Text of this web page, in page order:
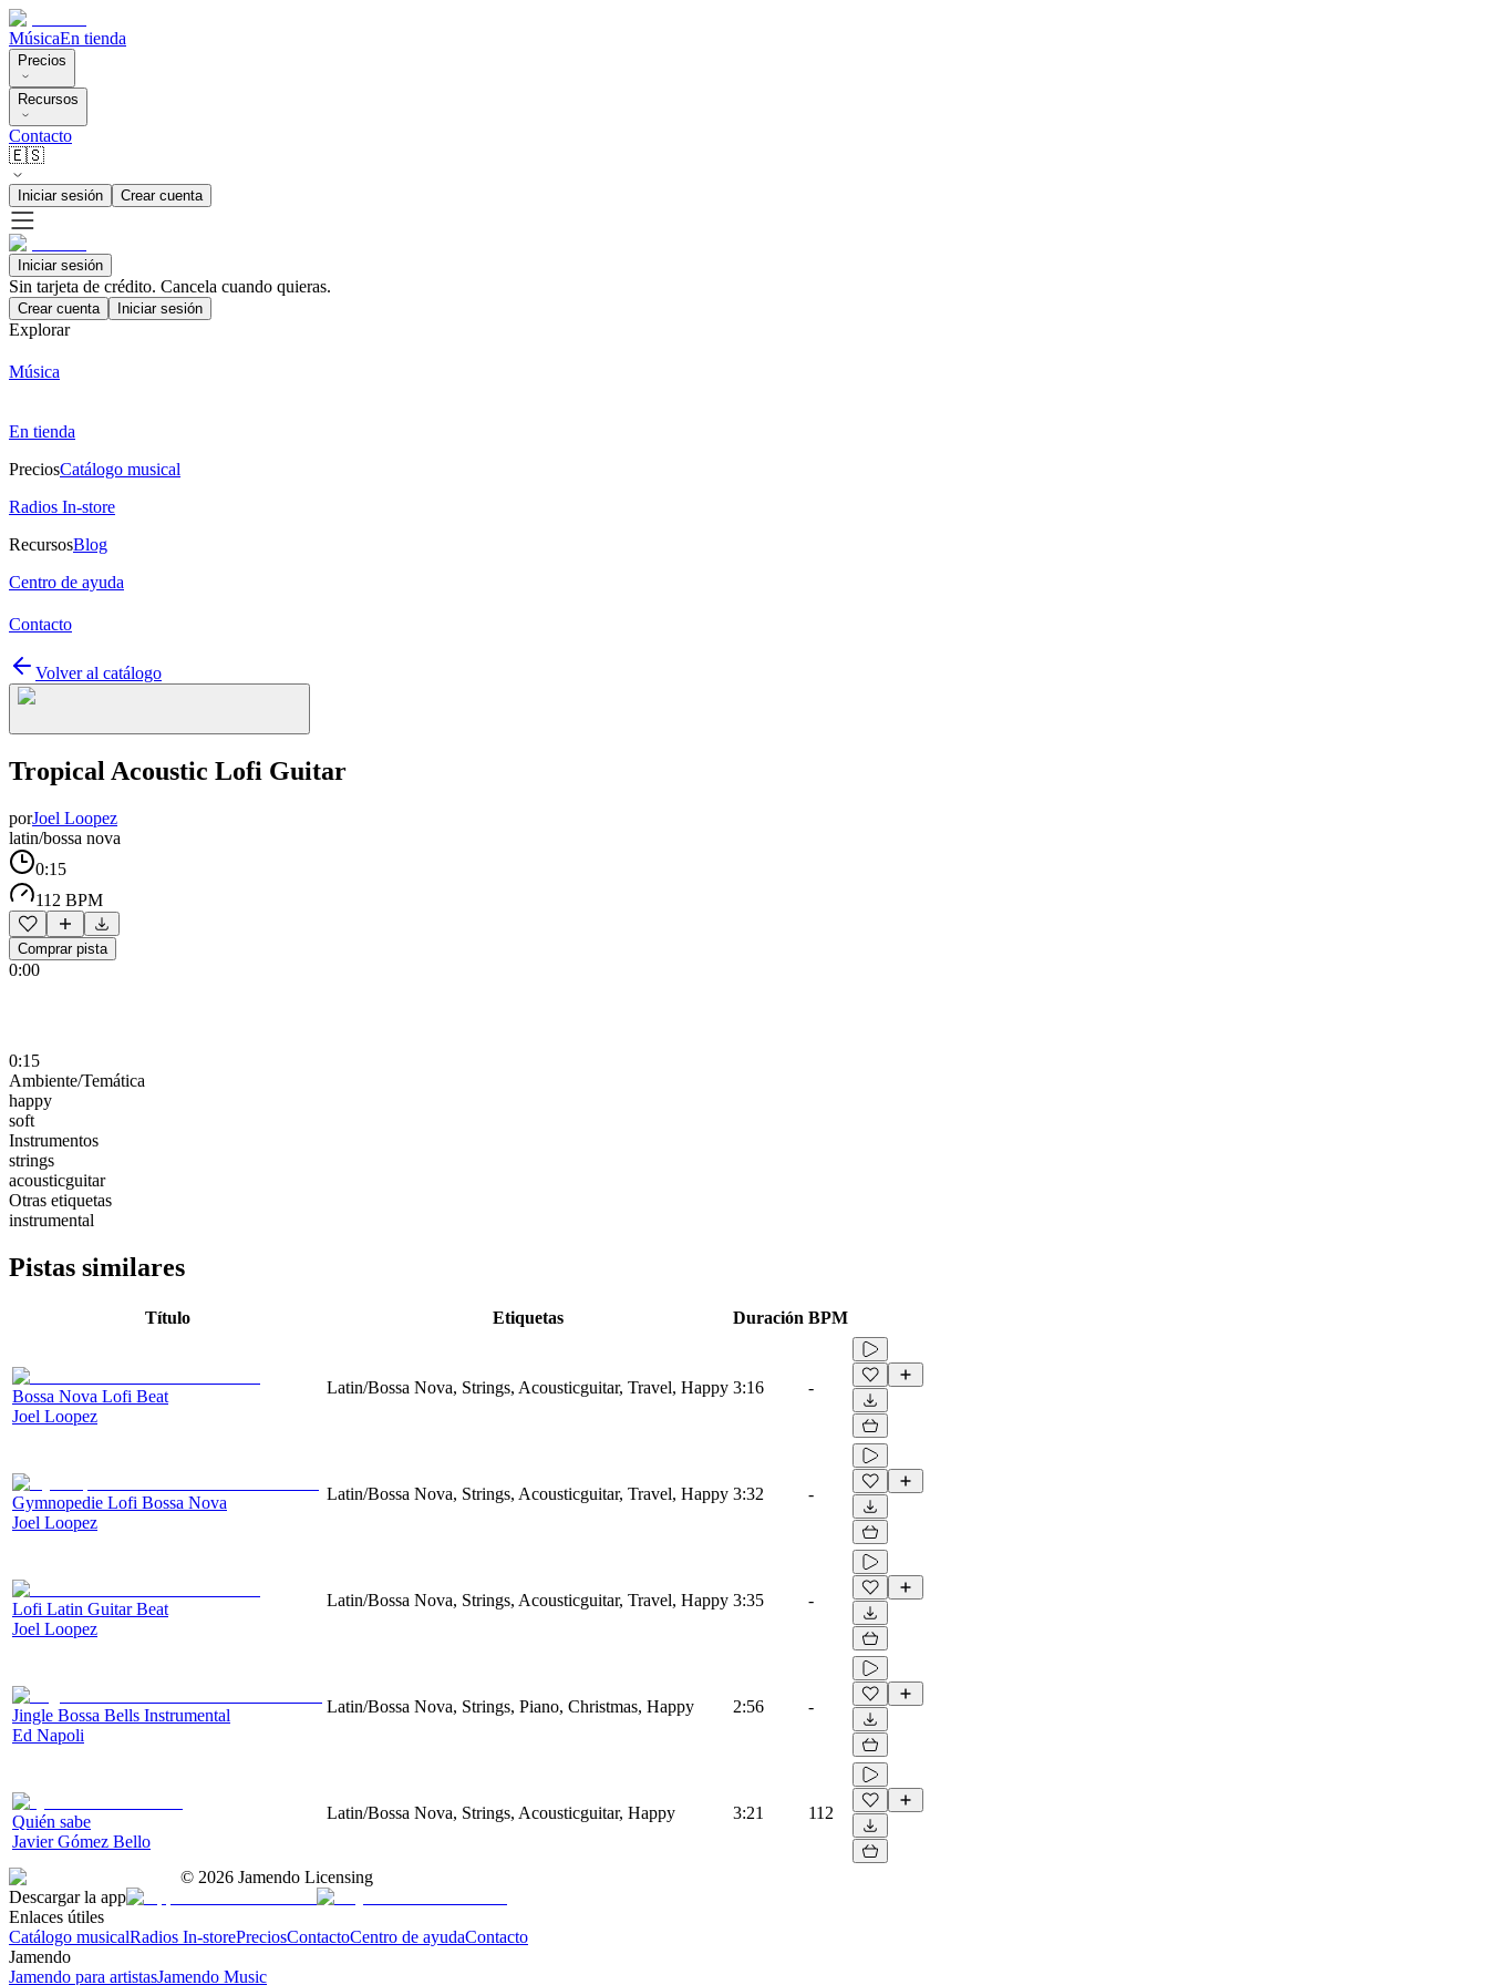
MúsicaEn tienda
Precios
Recursos
Contacto
🇪🇸
Iniciar sesión Crear cuenta
Iniciar sesión
Sin tarjeta de crédito. Cancela cuando quieras.
Crear cuenta Iniciar sesión
Explorar
Música
En tienda
PreciosCatálogo musical
Radios In-store
RecursosBlog
Centro de ayuda
Contacto
Volver al catálogo
Tropical Acoustic Lofi Guitar
porJoel Loopez
latin/bossa nova
0:15
112 BPM
Comprar pista
0:00
0:15
Ambiente/Temática
happy
soft
Instrumentos
strings
acousticguitar
Otras etiquetas
instrumental
Pistas similares
Título Etiquetas Duración BPM
Bossa Nova Lofi Beat
Joel Loopez
Latin/Bossa Nova, Strings, Acousticguitar, Travel, Happy 3:16 -
Gymnopedie Lofi Bossa Nova
Joel Loopez
Latin/Bossa Nova, Strings, Acousticguitar, Travel, Happy 3:32 -
Lofi Latin Guitar Beat
Joel Loopez
Latin/Bossa Nova, Strings, Acousticguitar, Travel, Happy 3:35 -
Jingle Bossa Bells Instrumental
Ed Napoli
Latin/Bossa Nova, Strings, Piano, Christmas, Happy 2:56 -
Quién sabe
Javier Gómez Bello
Latin/Bossa Nova, Strings, Acousticguitar, Happy 3:21 112
© 2026 Jamendo Licensing
Descargar la app
Enlaces útiles
Catálogo musicalRadios In-storePreciosContactoCentro de ayudaContacto
Jamendo
Jamendo para artistasJamendo Music